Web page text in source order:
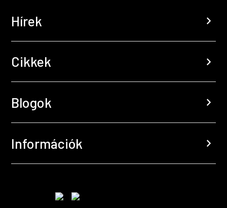
Hírek chevron_right
Cikkek chevron_right
Blogok chevron_right
Információk chevron_right